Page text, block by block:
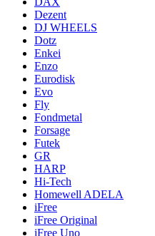
Dezent
DJ WHEELS
Dotz
Enkei
Enzo
Eurodisk
Evo
Fly
Fondmetal
Forsage
Futek
GR
HARP
Hi-Tech
Homewell ADELA
iFree
iFree Original
iFree Uno